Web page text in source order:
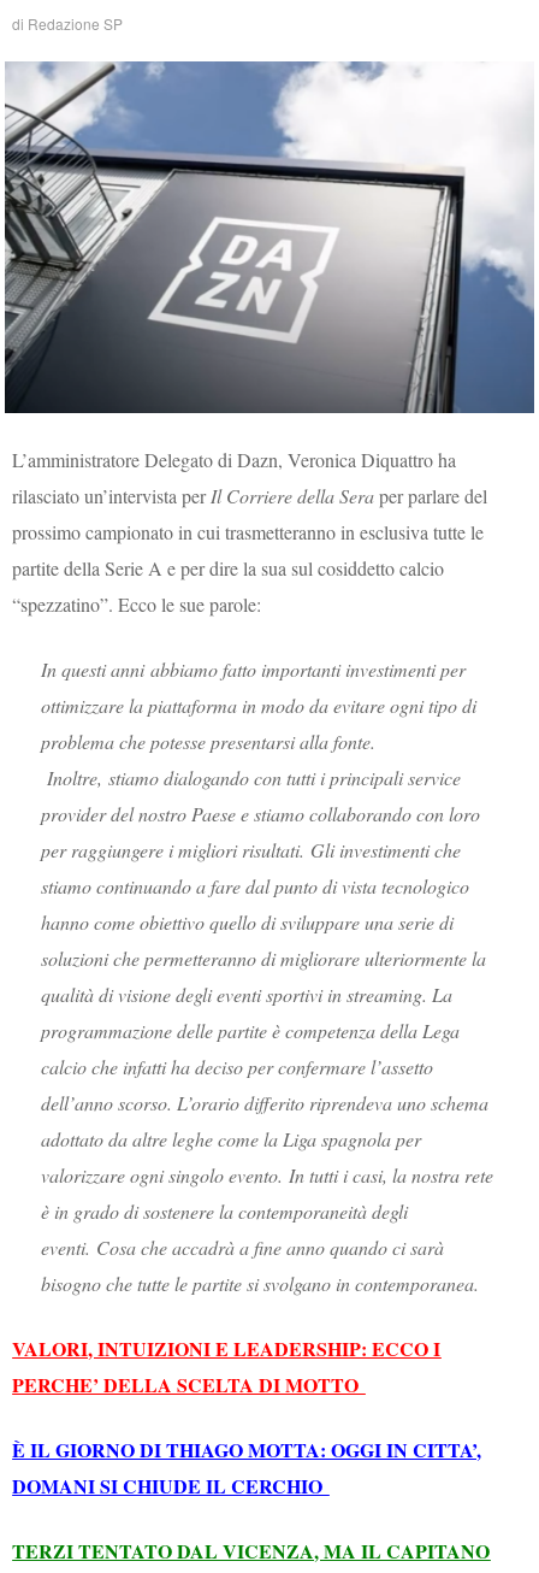
di Redazione SP
L’amministratore Delegato di Dazn, Veronica Diquattro ha
rilasciato un’intervista perIl Corriere della Seraper parlare del
prossimo campionato in cui trasmetteranno in esclusiva tutte le
partite della Serie A e per dire la sua sul cosiddetto calcio
“spezzatino”. Ecco le sue parole:
In questi anni abbiamo fatto importanti investimenti per
ottimizzare la piattaforma in modo da evitare ogni tipo di
problema che potesse presentarsi alla fonte.
Inoltre, stiamo dialogando con tutti i principali service
provider del nostro Paese e stiamo collaborando con loro
per raggiungere i migliori risultati. Gli investimenti che
stiamo continuando a fare dal punto di vista tecnologico
hanno come obiettivo quello di sviluppare una serie di
soluzioni che permetteranno di migliorare ulteriormente la
qualità di visione degli eventi sportivi in streaming. La
programmazione delle partite è competenza della Lega
calcio che infatti ha deciso per confermare l’assetto
dell’anno scorso. L’orario differito riprendeva uno schema
adottato da altre leghe come la Liga spagnola per
valorizzare ogni singolo evento. In tutti i casi, la nostra rete
è in grado di sostenere la contemporaneità degli
eventi. Cosa che accadrà a fine anno quando ci sarà
bisogno che tutte le partite si svolgano in contemporanea.
VALORI, INTUIZIONI E LEADERSHIP: ECCO I
PERCHE’ DELLA SCELTA DI MOTTO
È IL GIORNO DI THIAGO MOTTA: OGGI IN CITTA’,
DOMANI SI CHIUDE IL CERCHIO
TERZI TENTATO DAL VICENZA, MA IL CAPITANO